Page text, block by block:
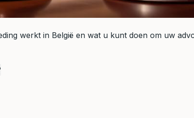
werkt in België en wat u kunt doen om uw